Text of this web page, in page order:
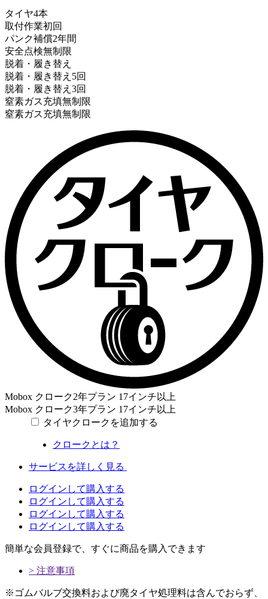
タイヤ4本
取付作業初回
パンク補償2年間
安全点検無制限
脱着・履き替え
脱着・履き替え 5回
脱着・履き替え 3回
窒素ガス充填無制限
窒素ガス充填無制限
Mobox クローク2年プラン 17インチ以上
Mobox クローク3年プラン 17インチ以上
タイヤクロークを追加する
クロークとは？
サービスを詳しく見る
ログインして購入する
ログインして購入する
ログインして購入する
ログインして購入する
簡単な会員登録で、すぐに商品を購入できます
> 注意事項
※ゴムバルブ交換料および廃タイヤ処理料は含んでおらず、